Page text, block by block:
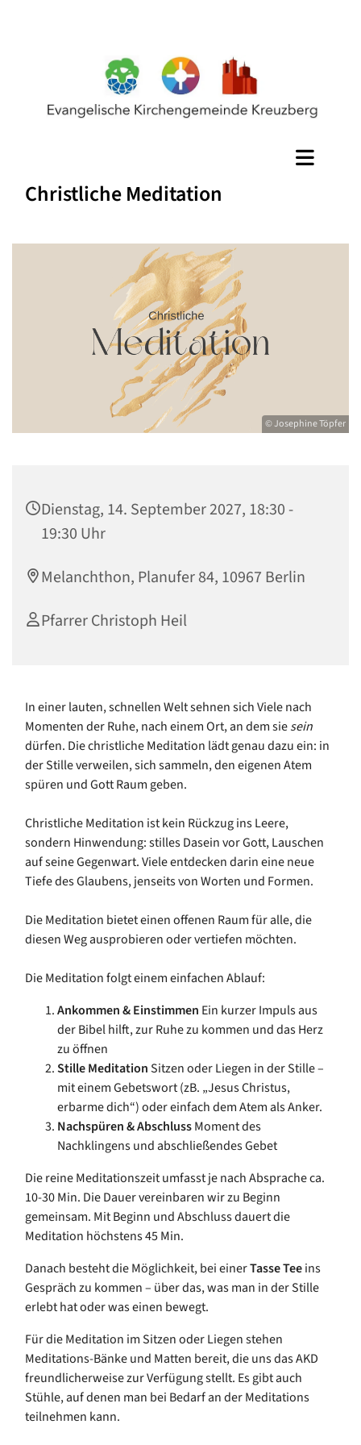
Christliche Meditation
© Josephine Töpfer
Dienstag, 14. September 2027, 18:30 -
19:30 Uhr
Melanchthon, Planufer 84, 10967 Berlin
Pfarrer Christoph Heil
In einer lauten, schnellen Welt sehnen sich Viele nach
Momenten der Ruhe, nach einem Ort, an dem siesein
dürfen. Die christliche Meditation lädt genau dazu ein: in
der Stille verweilen, sich sammeln, den eigenen Atem
spüren und Gott Raum geben.
Christliche Meditation ist kein Rückzug ins Leere,
sondern Hinwendung: stilles Dasein vor Gott, Lauschen
auf seine Gegenwart. Viele entdecken darin eine neue
Tiefe des Glaubens, jenseits von Worten und Formen.
Die Meditation bietet einen offenen Raum für alle, die
diesen Weg ausprobieren oder vertiefen möchten.
Die Meditation folgt einem einfachen Ablauf:
Ankommen & Einstimmen Ein kurzer Impuls aus
der Bibel hilft, zur Ruhe zu kommen und das Herz
zu öffnen
Stille MeditationSitzen oder Liegen in der Stille –
mit einem Gebetswort (zB. „Jesus Christus,
erbarme dich“) oder einfach dem Atem als Anker.
Nachspüren & AbschlussMoment des
Nachklingens und abschließendes Gebet
Die reine Meditationszeit umfasst je nach Absprache ca.
10-30 Min. Die Dauer vereinbaren wir zu Beginn
gemeinsam. Mit Beginn und Abschluss dauert die
Meditation höchstens 45 Min.
Danach besteht die Möglichkeit, bei einerTasse Teeins
Gespräch zu kommen – über das, was man in der Stille
erlebt hat oder was einen bewegt.
Für die Meditation im Sitzen oder Liegen stehen
Meditations-Bänke und Matten bereit, die uns das AKD
freundlicherweise zur Verfügung stellt. Es gibt auch
Stühle, auf denen man bei Bedarf an der Meditations
teilnehmen kann.